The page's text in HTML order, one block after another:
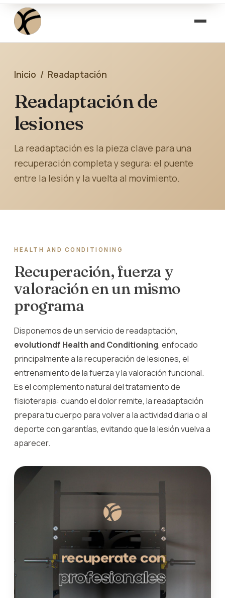
Inicio / Readaptación
Readaptación de
lesiones
La readaptación es la pieza clave para una
recuperación completa y segura: el puente
entre la lesión y la vuelta al movimiento.
HEALTH AND CONDITIONING
Recuperación, fuerza y
valoración en un mismo
programa
Disponemos de un servicio de readaptación,
evolutiondf Health and Conditioning, enfocado
principalmente a la recuperación de lesiones, el
entrenamiento de la fuerza y la valoración funcional.
Es el complemento natural del tratamiento de
fisioterapia: cuando el dolor remite, la readaptación
prepara tu cuerpo para volver a la actividad diaria o al
deporte con garantías, evitando que la lesión vuelva a
aparecer.